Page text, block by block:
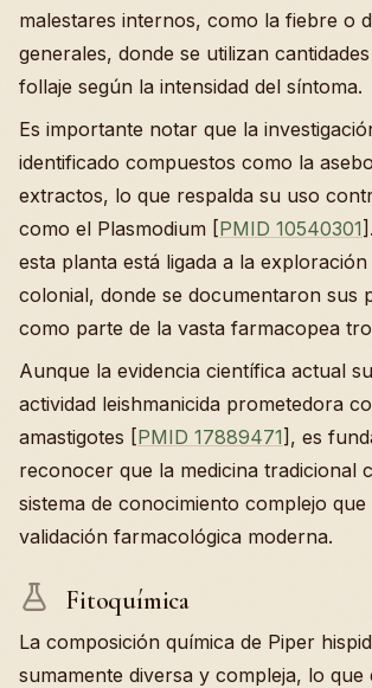
malestares internos, como la fiebre o
generales, donde se utilizan
follaje según la intensidad del síntoma.
Es importante notar que la
identificado compuestos como la
extractos, lo que respalda su uso
como el Plasmodium [PMID 10540301
esta planta está ligada a la
colonial, donde se documentaron sus
como parte de la vasta farmacopea
Aunque la evidencia científica actual
actividad leishmanicida prometedora
amastigotes [PMID 17889471], es
reconocer que la medicina tradicional
sistema de conocimiento complejo
validación farmacológica moderna.
Fitoquímica
La composición química de Piper
sumamente diversa y compleja, lo que